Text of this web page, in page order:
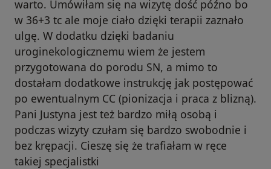
warto. Umówiłam się na wizytę dość późno bo
w 36+3 tc ale moje ciało dzięki terapii zaznało
ulgę. W dodatku dzięki badaniu
uroginekologicznemu wiem że jestem
przygotowana do porodu SN, a mimo to
dostałam dodatkowe instrukcję jak postępować
po ewentualnym CC (pionizacja i praca z blizną).
Pani Justyna jest też bardzo miłą osobą i
podczas wizyty czułam się bardzo swobodnie i
bez krępacji. Cieszę się że trafiałam w ręce
takiej specjalistki